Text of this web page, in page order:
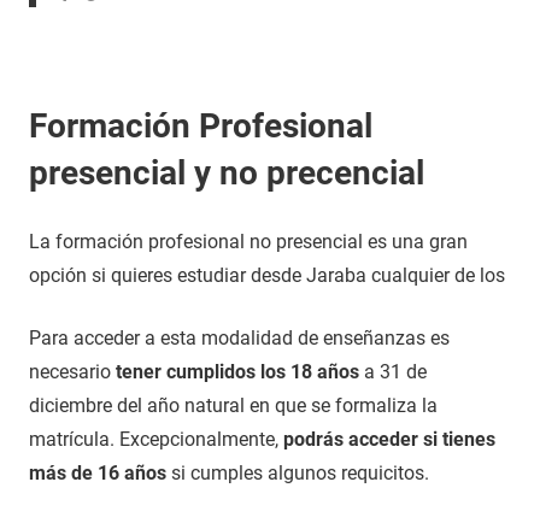
Formación Profesional
presencial y no precencial
La formación profesional no presencial es una gran
opción si quieres estudiar desde Jaraba cualquier de los
Para acceder a esta modalidad de enseñanzas es
necesario tener cumplidos los 18 años a 31 de
diciembre del año natural en que se formaliza la
matrícula. Excepcionalmente, podrás acceder si tienes
más de 16 años si cumples algunos requicitos.